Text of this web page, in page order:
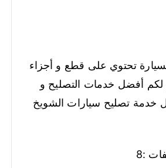
تحتوي على قطع و أجزاء
لكم أفضل خدمات التصليح و
خدمة تصليح سيارات الشويخ
:8